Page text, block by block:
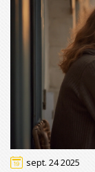
sept. 24 2025